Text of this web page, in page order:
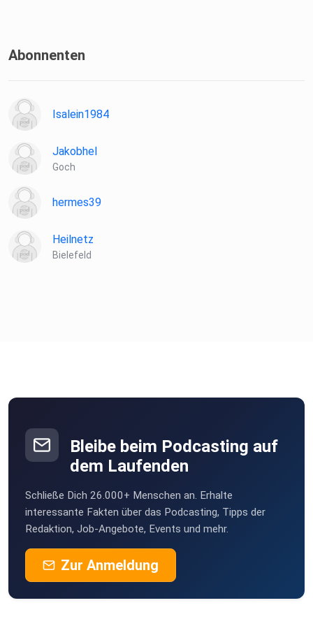
Abonnenten
Isalein1984
Jakobhel
Goch
hermes39
Heilnetz
Bielefeld
Bleibe beim Podcasting auf
dem Laufenden
Schließe Dich 26.000+ Menschen an. Erhalte
interessante Fakten über das Podcasting, Tipps der
Redaktion, Job-Angebote, Events und mehr.
Zur Anmeldung